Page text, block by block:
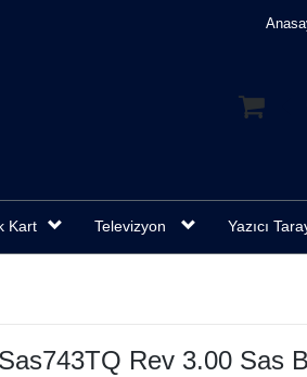
Kart Televizyon Yazıcı
Rev 3.00 Sas